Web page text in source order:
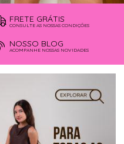
FRETE GRÁTIS
CONSULTE AS NOSSAS CONDIÇÕES
NOSSO BLOG
ACOMPANHE NOSSAS NOVIDADES